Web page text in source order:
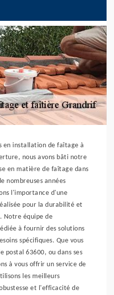
en installation de faîtage à
nous avons bâti notre
en matière de faîtage dans
nombreuses années
l'importance d'une
pour la durabilité et
Notre équipe de
à fournir des solutions
spécifiques. Que vous
postal 63600, ou dans ses
à vous offrir un service de
les meilleurs
et l'efficacité de